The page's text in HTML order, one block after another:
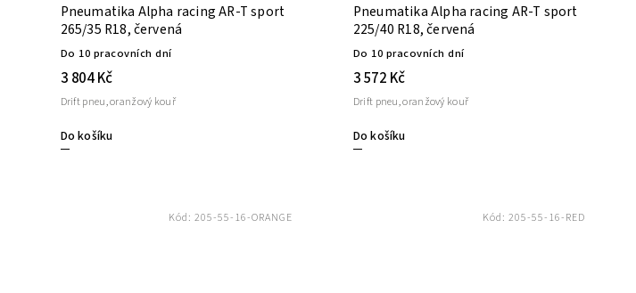
Pneumatika Alpha racing AR-T sport
265/35 R18, červená
Do 10 pracovních dní
3 804 Kč
Do košíku
Drift pneu, oranžový kouř
Pneumatika Alpha racing AR-T sport
225/40 R18, červená
Do 10 pracovních dní
3 572 Kč
Do košíku
Drift pneu, oranžový kouř
Kód: 205-55-16-ORANGE Kód: 205-55-16-RED